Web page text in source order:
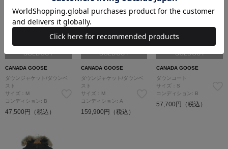
SOLDOUT
CANADA GOOSE
ダウンジャケット/ダウンベ
スト
サイズ：M
コンディション: B
47,500円（税込）
SOLDOUT
CANADA GOOSE
ダウンジャケット/ダウンベ
スト
サイズ：M
コンディション: A
159,900円（税込）
SOLDOUT
CANADA GOOSE
ダウンコート
サイズ：S
コンディション: B
57,700円（税込）